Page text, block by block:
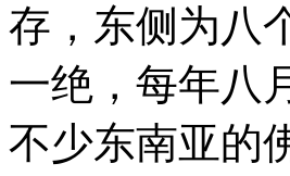
存，东侧为八
一绝，每年八
不少东南亚的